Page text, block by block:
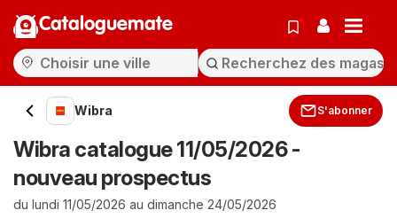
Cataloguemate
Wibra S'abonner
Wibra catalogue 11/05/2026 -
nouveau prospectus
du lundi 11/05/2026 au dimanche 24/05/2026